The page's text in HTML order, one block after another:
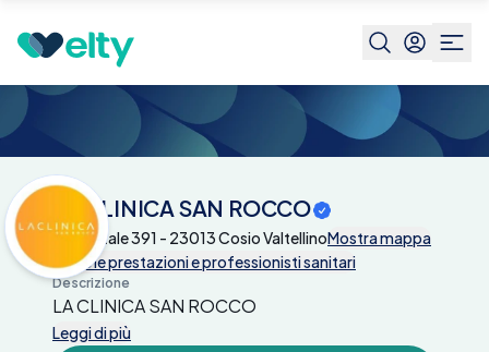
LA CLINICA SAN ROCCO
Via Statale 391 - 23013 Cosio ValtellinoMostra mappa
Tutte le prestazioni e professionisti sanitari
Descrizione
LA CLINICA SAN ROCCO
Leggi di più